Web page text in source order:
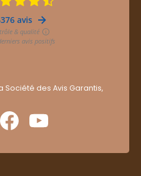
des Avis Garantis,